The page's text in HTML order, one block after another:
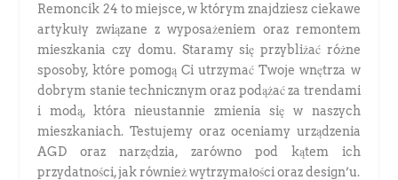
Remoncik 24 to miejsce, w którym znajdziesz ciekawe
artykuły związane z wyposażeniem oraz remontem
mieszkania czy domu. Staramy się przybliżać różne
sposoby, które pomogą Ci utrzymać Twoje wnętrza w
dobrym stanie technicznym oraz podążać za trendami
i modą, która nieustannie zmienia się w naszych
mieszkaniach. Testujemy oraz oceniamy urządzenia
AGD oraz narzędzia, zarówno pod kątem ich
przydatności, jak również wytrzymałości oraz design’u.